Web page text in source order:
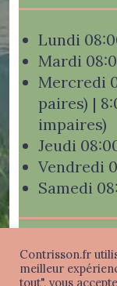
Lundi
Mardi
Mercredi
paires) |
impaires)
Jeudi
Vendredi
Samedi
Contrisson.fr
meilleur
tout", vous